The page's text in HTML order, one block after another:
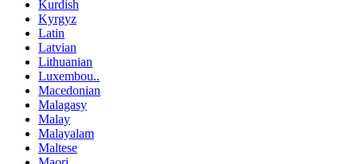
Kurdish
Kyrgyz
Latin
Latvian
Lithuanian
Luxembou..
Macedonian
Malagasy
Malay
Malayalam
Maltese